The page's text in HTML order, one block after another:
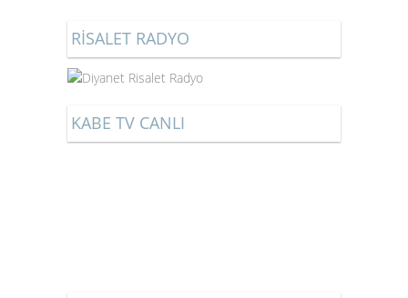
RİSALET RADYO
KABE TV CANLI